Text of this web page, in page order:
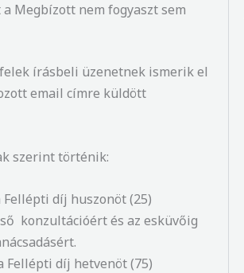
Megbízott nem fogyaszt sem
írásbeli üzenetnek ismerik el
email címre küldött
szerint történik:
díj huszonöt (25)
konzultációért és az esküvőig
Fellépti díj hetvenöt (75)